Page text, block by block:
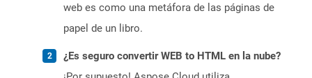
web es como una metáfora de las páginas de
papel de un libro.
¿Es seguro convertir WEB to HTML en la nube?